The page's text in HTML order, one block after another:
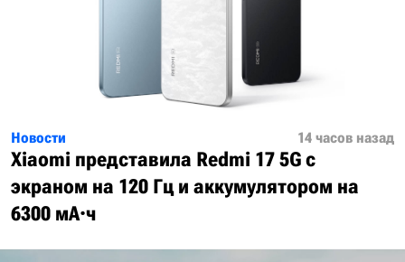
Новости 14 часов назад
Xiaomi представила Redmi 17 5G с
экраном на 120 Гц и аккумулятором на
6300 мА·ч